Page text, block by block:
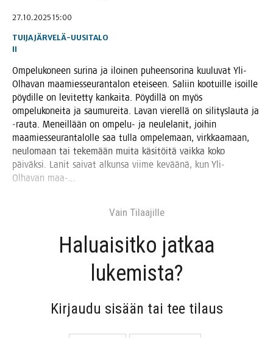
27.10.2025 15:00
TUIJA JÄRVELÄ-UUSITALO
II
Ompe­lu­ko­neen suri­na ja iloi­nen puheen­so­ri­na kuu­lu­vat Yli-
Olha­van maa­mies­seu­ran­ta­lon etei­seen. Saliin koo­tuil­le isoil­le
pöy­dil­le on levi­tet­ty kan­kai­ta. Pöy­dil­lä on myös
ompe­lu­ko­nei­ta ja sau­mu­rei­ta. Lavan vie­rel­lä on sili­tys­lau­ta ja
‑rau­ta. Meneil­lään on ompe­lu- ja neu­le­la­nit, joi­hin
maa­mies­seu­ran­ta­lol­le saa tul­la ompe­le­maan, virk­kaa­maan,
neu­lo­maan tai teke­mään mui­ta käsi­töi­tä vaik­ka koko
päi­väk­si. Lanit sai­vat alkun­sa vii­me kevää­nä, kun Yli-
Olha­van maa-…
Vain Tilaa­jil­le
Haluai­sit­ko jat­kaa
lukemista?
Kir­jau­du sisään tai tee tilaus